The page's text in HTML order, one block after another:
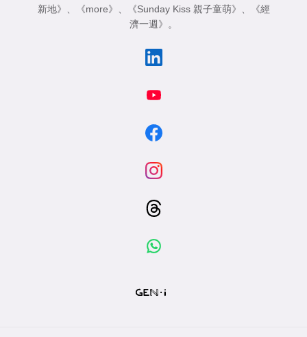
新地》
《more》 《Sunday Kiss 親子童萌》
《經
濟一週》
。